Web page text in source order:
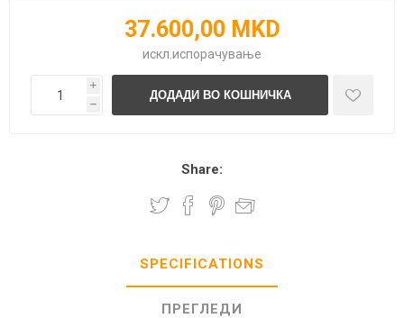
37.600,00 MKD
искл. испорачување
i
h
Share:
SPECIFICATIONS
ПРЕГЛЕДИ